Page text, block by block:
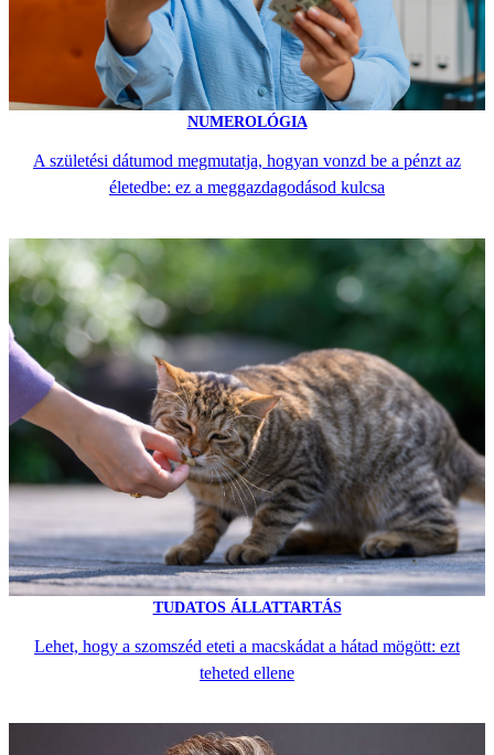
NUMEROLÓGIA
A születési dátumod megmutatja, hogyan vonzd be a pénzt az
életedbe: ez a meggazdagodásod kulcsa
TUDATOS ÁLLATTARTÁS
Lehet, hogy a szomszéd eteti a macskádat a hátad mögött: ezt
teheted ellene